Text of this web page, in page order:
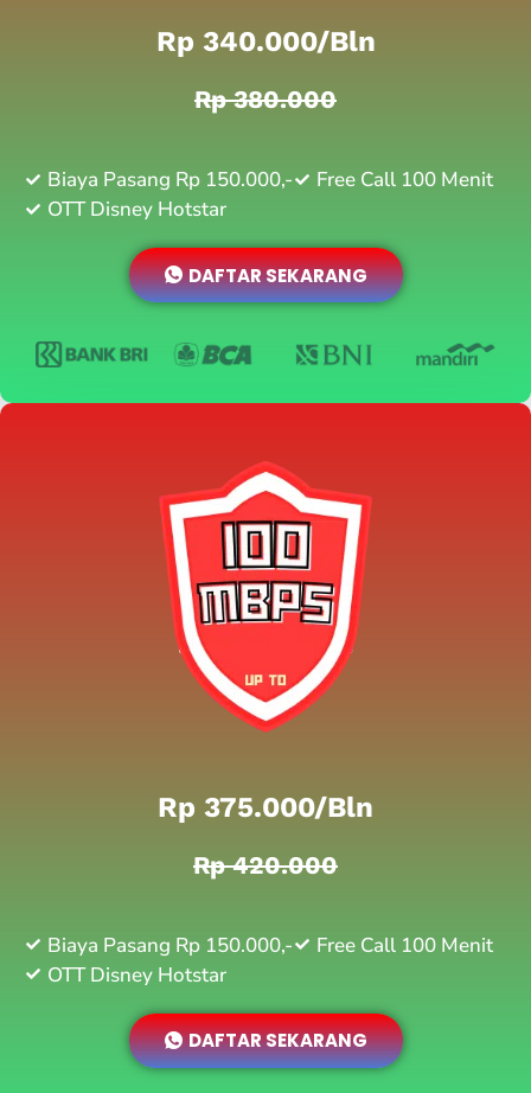
Rp 340.000/bln
Rp 380.000
Biaya Pasang Rp 150.000,-
Free Call 100 Menit
OTT Disney Hotstar
DAFTAR SEKARANG
Rp 375.000/bln
Rp 420.000
Biaya Pasang Rp 150.000,-
Free Call 100 Menit
OTT Disney Hotstar
DAFTAR SEKARANG